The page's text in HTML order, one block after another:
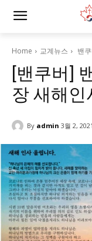
Home 교계뉴스 밴
[밴쿠버]
장 새해인
By admin 3월 2, 2021